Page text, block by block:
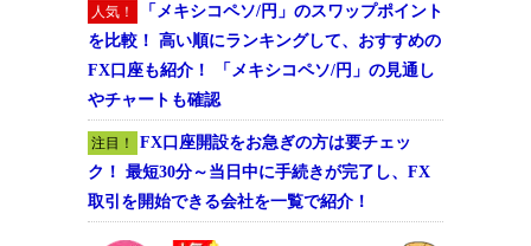
人気！
「メキシコペソ/円」のスワップポイント
を比較！ 高い順にランキングして、おすすめの
FX口座も紹介！ 「メキシコペソ/円」の見通し
やチャートも確認
注目！
FX口座開設をお急ぎの方は要チェッ
ク！ 最短30分～当日中に手続きが完了し、FX
取引を開始できる会社を一覧で紹介！